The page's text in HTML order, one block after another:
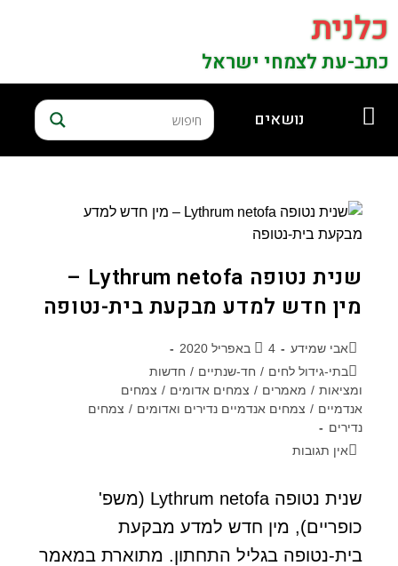
כלנית
כתב-עת לצמחי ישראל
נושאים
שנית נטופה Lythrum netofa –
מין חדש למדע מבקעת בית-נטופה
אבי שמידע
4 באפריל 2020
בתי-גידול לחים / חד-שנתיים / חדשות
ומציאות / מאמרים / צמחים אדומים / צמחים
אנדמיים / צמחים אנדמיים נדירים ואדומים / צמחים
נדירים
אין תגובות
שנית נטופה Lythrum netofa (משפ'
כופריים), מין חדש למדע מבקעת
בית-נטופה בגליל התחתון. מתוארת במאמר